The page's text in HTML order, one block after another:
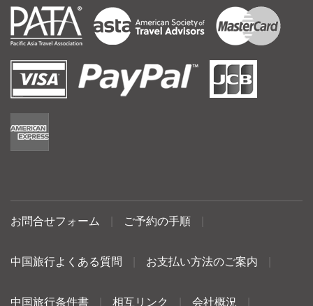
お問合せフォーム ご予約の手順
中国旅行よくある質問 お支払い方法のご案内
中国旅行条件書 相互リンク 会社概況